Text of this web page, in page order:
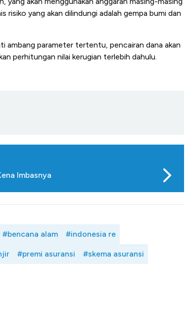
risiko yang akan dilindungi adalah gempa bumi dan
ambang parameter tertentu, pencairan dana akan
perhitungan nilai kerugian terlebih dahulu.
Imbasnya
#bencana alam #indonesia re
#premi asuransi #skema asuransi